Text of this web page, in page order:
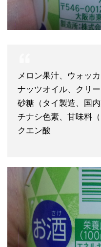
メロン果汁、ウォッ
ナッツオイル、クリ
砂糖（タイ製造、国
チナシ色素、甘味料
クエン酸